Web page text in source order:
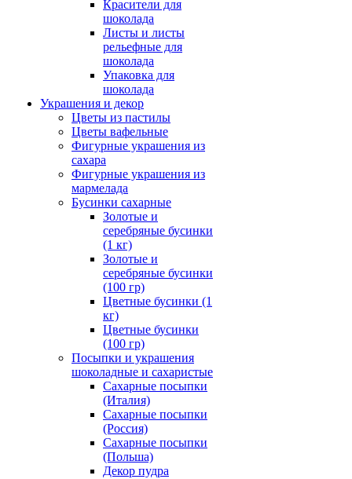
Красители для
шоколада
Листы и листы
рельефные для
шоколада
Упаковка для
шоколада
Украшения и декор
Цветы из пастилы
Цветы вафельные
Фигурные украшения из
сахара
Фигурные украшения из
мармелада
Бусинки сахарные
Золотые и
серебряные бусинки
(1 кг)
Золотые и
серебряные бусинки
(100 гр)
Цветные бусинки (1
кг)
Цветные бусинки
(100 гр)
Посыпки и украшения
шоколадные и сахаристые
Сахарные посыпки
(Италия)
Сахарные посыпки
(Россия)
Сахарные посыпки
(Польша)
Декор пудра